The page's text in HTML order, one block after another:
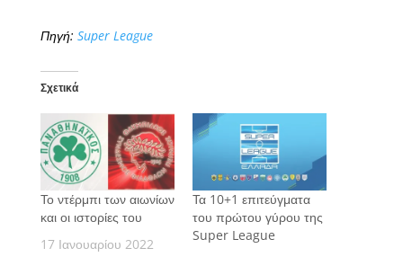
Πηγή: Super League
Σχετικά
Το ντέρμπι των αιωνίων
και οι ιστορίες του
17 Ιανουαρίου 2022
Τα 10+1 επιτεύγματα
του πρώτου γύρου της
Super League